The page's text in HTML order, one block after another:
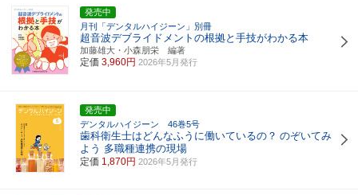
発売中
月刊「デンタルハイジーン」別冊
超音波デブライドメントの根拠と手技がわかる本
加藤雄大・小森朋栄 編著
定価 3,960円 2026年5月発行
発売中
デンタルハイジーン 46巻5号
歯科衛生士はどんなふうに働いているの？ のぞいてみ
よう 多職種連携の現場
定価 1,870円 2026年5月発行